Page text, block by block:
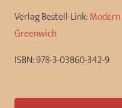
Verlag Bestell-Link:
Greenwich
ISBN:978-3-03860-342-9